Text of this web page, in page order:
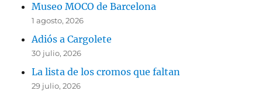
Museo MOCO de Barcelona
1 agosto, 2026
Adiós a Cargolete
30 julio, 2026
La lista de los cromos que faltan
29 julio, 2026